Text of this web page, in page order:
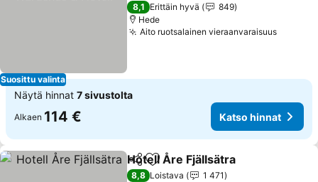
Suosittu valinta
8,1 Erittäin hyvä
849
Hede
Aito ruotsalainen vieraanvaraisuus
Näytä hinnat 7 sivustolta
Alkaen 114 € Katso hinnat
Jaa Lisää suosikkeihin
Hotell Åre Fjällsätra
8,8 Loistava
1 471